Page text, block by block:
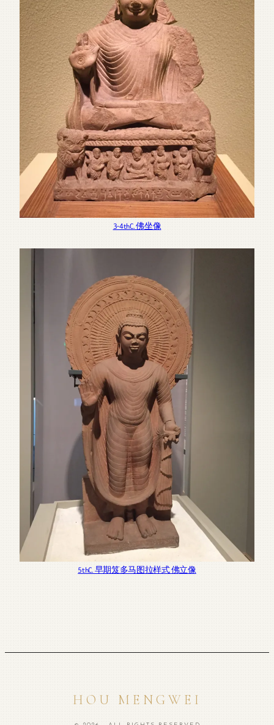
3-4thC. 佛坐像
5thC. 早期笈多马图拉样式 佛立像
HOU MENGWEI